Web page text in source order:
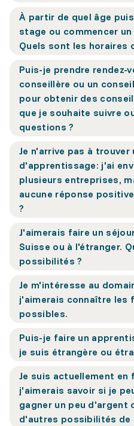
À partir de quel âge
stage ou commencer
Quels sont les horaires
Puis-je prendre rendez-
conseillère ou un
pour obtenir des
que je souhaite suivre
questions ?
Je n'arrive pas à trouver
d'apprentissage: j'ai
plusieurs entreprises,
aucune réponse
?
J'aimerais faire un
Suisse ou à l'étranger.
possibilités ?
Je m'intéresse au
j'aimerais connaître les
possibles.
Puis-je faire un
je suis étrangère ou
Je suis actuellement en
j'aimerais savoir si je
gagner un peu d'argent
d'autres possibilités de